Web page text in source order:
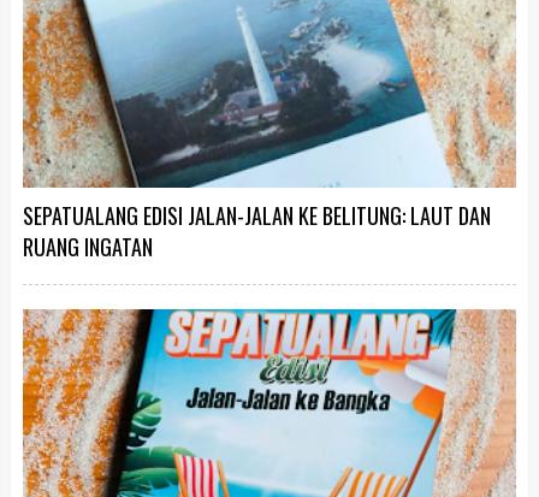
SEPATUALANG EDISI JALAN-JALAN KE BELITUNG: LAUT DAN
RUANG INGATAN